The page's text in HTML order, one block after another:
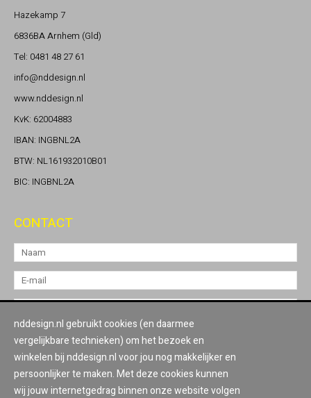
Hazekamp 7
6836BA Arnhem (Gld)
Tel: 0481 48 27 61
info@nddesign.nl
www.nddesign.nl
KvK: 62004883
IBAN: INGBNL2A
BTW: NL161932010B01
BIC: INGBNL2A
CONTACT
nddesign.nl gebruikt cookies (en daarmee
vergelijkbare technieken) om het bezoek en
winkelen bij nddesign.nl voor jou nog makkelijker en
persoonlijker te maken. Met deze cookies kunnen
wij jouw internetgedrag binnen onze website volgen